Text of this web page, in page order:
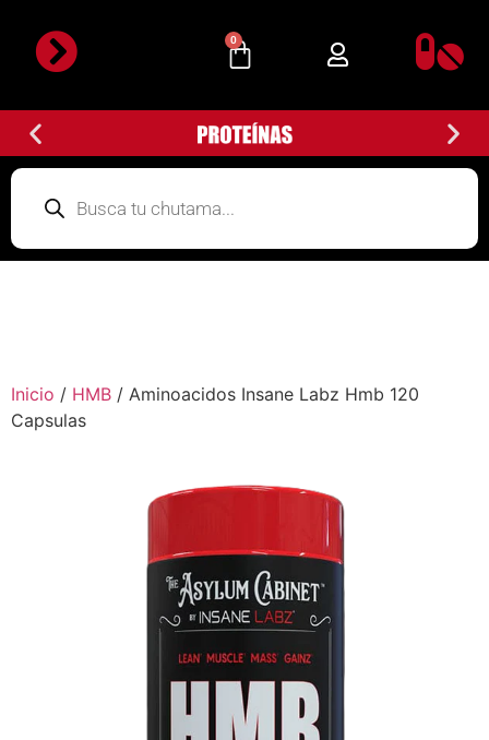
0
Inicio / HMB / Aminoacidos Insane Labz Hmb 120
Capsulas